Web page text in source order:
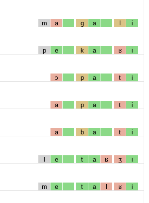
m a g a l i
p e k a ʁ i
ɔ p a t i
a p a t i
a b a t i
l e t a ʁ ʒ i
m e t a l ʁ i